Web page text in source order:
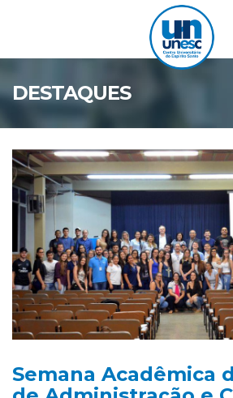
DESTAQUES
Semana Acadêmica